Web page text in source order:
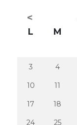
<
L M
3 4
10 11
17 18
24 25